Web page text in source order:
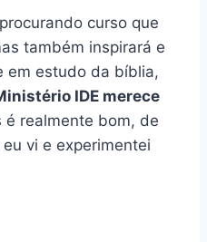
curso que
também inspirará e
em estudo da bíblia,
IDE merece
é realmente bom, de
vi e experimentei